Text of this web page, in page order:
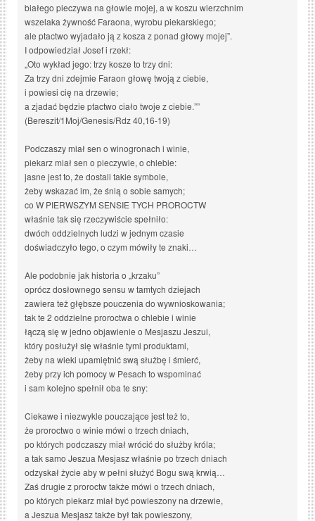
białego pieczywa na głowie mojej, a w koszu wierzchnim
wszelaka żywność Faraona, wyrobu piekarskiego;
ale ptactwo wyjadało ją z kosza z ponad głowy mojej”.
I odpowiedział Josef i rzekł:
„Oto wykład jego: trzy kosze to trzy dni:
Za trzy dni zdejmie Faraon głowę twoją z ciebie,
i powiesi cię na drzewie;
a zjadać będzie ptactwo ciało twoje z ciebie.””
(Bereszit/1Moj/Genesis/Rdz 40,16-19)
Podczaszy miał sen o winogronach i winie,
piekarz miał sen o pieczywie, o chlebie:
jasne jest to, że dostali takie symbole,
żeby wskazać im, że śnią o sobie samych;
co W PIERWSZYM SENSIE TYCH PROROCTW
właśnie tak się rzeczywiście spełniło:
dwóch oddzielnych ludzi w jednym czasie
doświadczyło tego, o czym mówiły te znaki…
Ale podobnie jak historia o „krzaku”
oprócz dosłownego sensu w tamtych dziejach
zawiera też głębsze pouczenia do wywnioskowania;
tak te 2 oddzielne proroctwa o chlebie i winie
łączą się w jedno objawienie o Mesjaszu Jeszui,
który posłużył się właśnie tymi produktami,
żeby na wieki upamiętnić swą służbę i śmierć,
żeby przy ich pomocy w Pesach to wspominać
i sam kolejno spełnił oba te sny:
Ciekawe i niezwykle pouczające jest też to,
że proroctwo o winie mówi o trzech dniach,
po których podczaszy miał wrócić do służby króla;
a tak samo Jeszua Mesjasz właśnie po trzech dniach
odzyskał życie aby w pełni służyć Bogu swą krwią…
Zaś drugie z proroctw także mówi o trzech dniach,
po których piekarz miał być powieszony na drzewie,
a Jeszua Mesjasz także był tak powieszony,